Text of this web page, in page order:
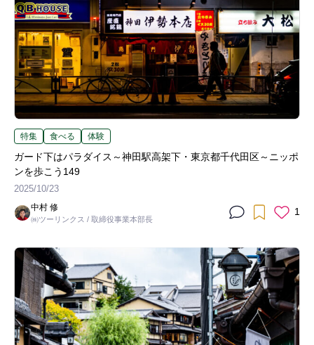
特集 食べる 体験
ガード下はパラダイス～神田駅高架下・東京都千代田区～ニッポ
ンを歩こう149
2025/10/23
中村 修
㈱ツーリンクス / 取締役事業本部長
1